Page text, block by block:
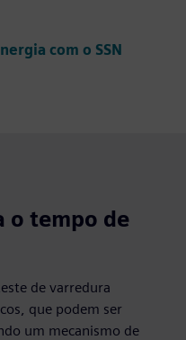
com o SSN
o tempo de
de varredura
que podem ser
um mecanismo de